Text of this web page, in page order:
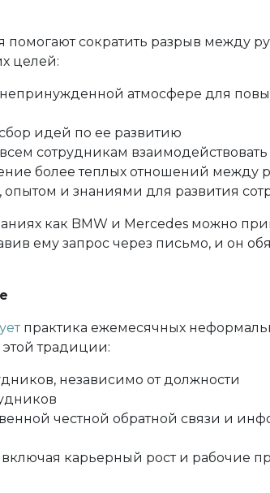
сократить разрыв между
целей:
непринужденной атмосфере для
идей по ее развитию
сотрудникам
более теплых отношений между
опытом и знаниями для развития
как BMW и Mercedes можно
ему запрос через письмо, и он
практика ежемесячных
традиции:
независимо от должности
честной обратной связи и
карьерный рост и рабочие